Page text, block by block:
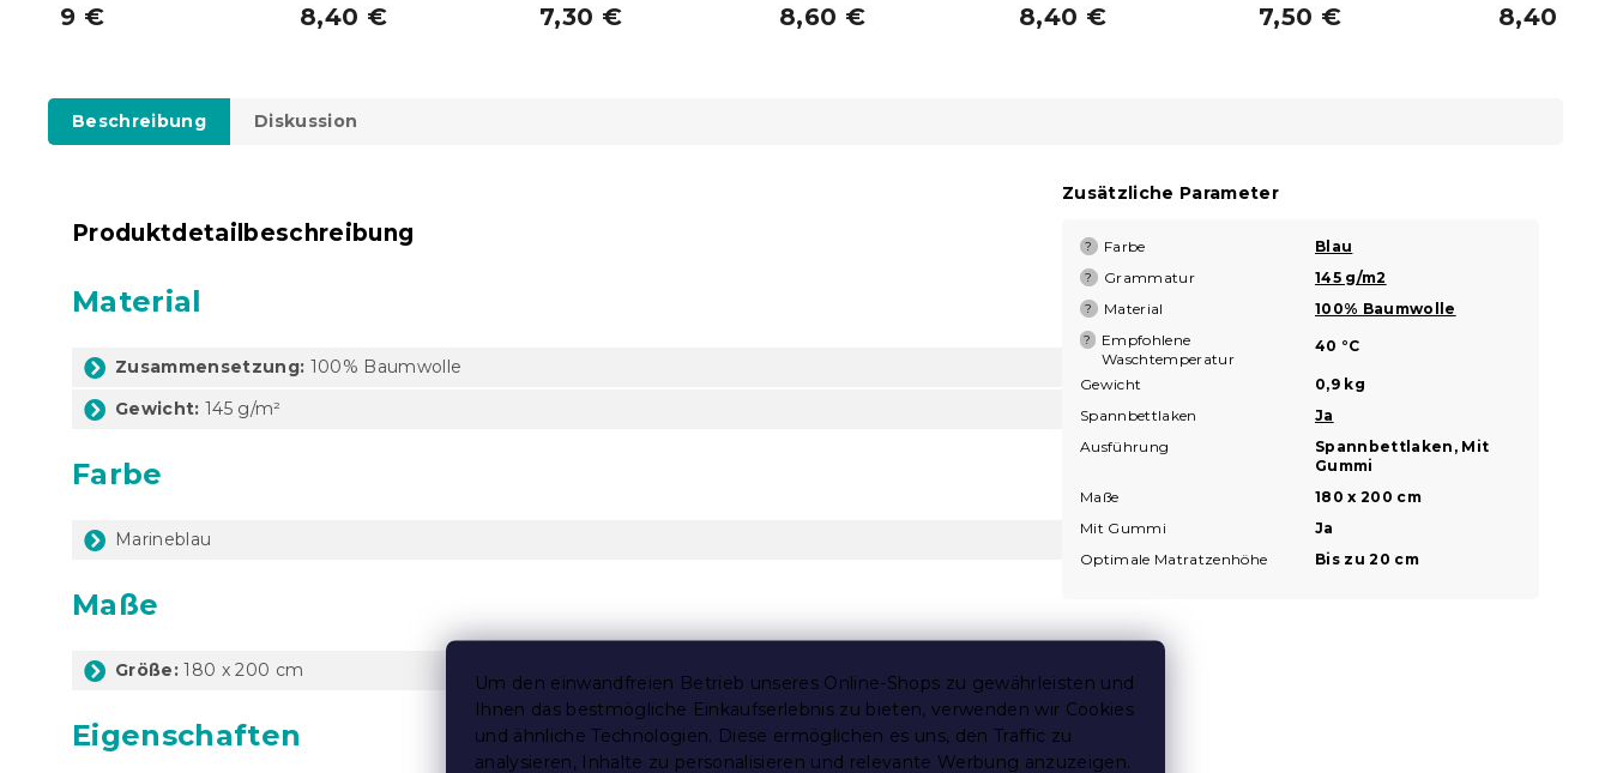
Um den einwandfreien Betrieb unseres Online-Shops zu gewährleisten und
Ihnen das bestmögliche Einkaufserlebnis zu bieten, verwenden wir Cookies
und ähnliche Technologien. Diese ermöglichen es uns, den Traffic zu
analysieren, Inhalte zu personalisieren und relevante Werbung anzuzeigen.
9 € 8,40 € 7,30 € 8,60 € 8,40 € 7,50 € 8,40 €
Beschreibung Diskussion
Produktdetailbeschreibung
Material
Zusammensetzung: 100% Baumwolle
Gewicht: 145 g/m²
Farbe
Marineblau
Maße
Größe: 180 x 200 cm
Eigenschaften
Zusätzliche Parameter
? Farbe Blau
? Grammatur 145 g/m2
? Material 100% Baumwolle
?
Empfohlene
Waschtemperatur
40 °C
Gewicht
0,9 kg
Spannbettlaken
Ja
Ausführung
Spannbettlaken, Mit
Gummi
Maße
180 x 200 cm
Mit Gummi
Ja
Optimale Matratzenhöhe
Bis zu 20 cm